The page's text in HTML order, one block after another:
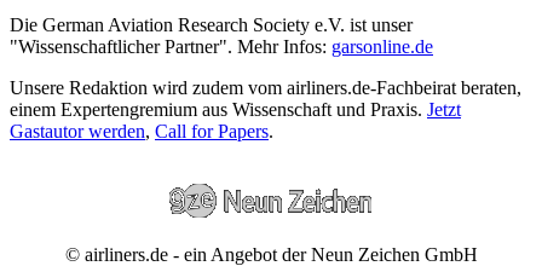
Die German Aviation Research Society e.V. ist unser
"Wissenschaftlicher Partner". Mehr Infos: garsonline.de
Unsere Redaktion wird zudem vom airliners.de-Fachbeirat beraten,
einem Expertengremium aus Wissenschaft und Praxis. Jetzt
Gastautor werden, Call for Papers.
© airliners.de - ein Angebot der Neun Zeichen GmbH